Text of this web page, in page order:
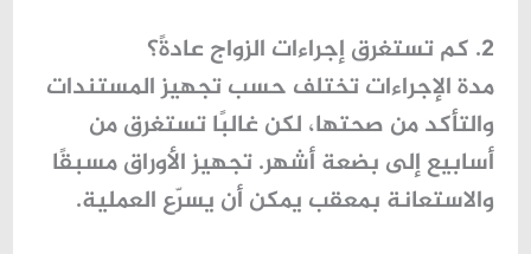
2. كم تستغرق إجراءات الزواج عادةً؟
مدة الإجراءات تختلف حسب تجهيز المستندات
والتأكد من صحتها، لكن غالبًا تستغرق من
أسابيع إلى بضعة أشهر. تجهيز الأوراق مسبقًا
والاستعانة بمعقب يمكن أن يسرّع العملية.